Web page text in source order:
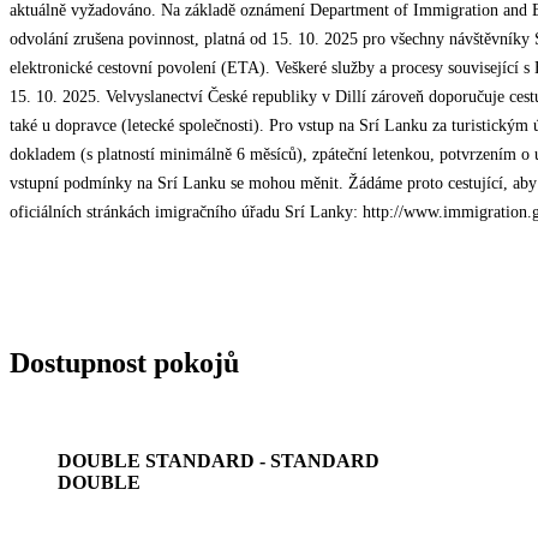
aktuálně vyžadováno. Na základě oznámení Department of Immigration
odvolání zrušena povinnost, platná od 15. 10. 2025 pro všechny
elektronické cestovní povolení (ETA). Veškeré služby a procesy související
15. 10. 2025. Velvyslanectví České republiky v Dillí zároveň doporučuje
také u dopravce (letecké společnosti). Pro vstup na Srí Lanku za
dokladem (s platností minimálně 6 měsíců), zpáteční letenkou, potvrzením
vstupní podmínky na Srí Lanku se mohou měnit. Žádáme proto cestující,
oficiálních stránkách imigračního úřadu Srí Lanky: http://
Dostupnost pokojů
DOUBLE STANDARD - STANDARD
DOUBLE